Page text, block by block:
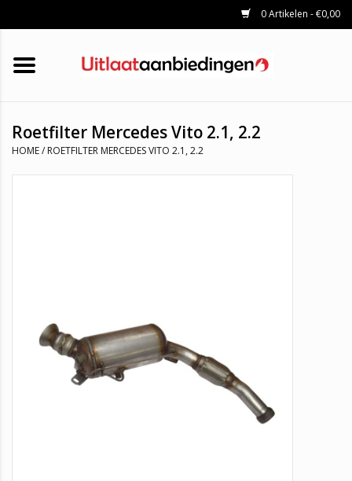
0 Artikelen - €0,00
HOME
KATALYSATOREN
UNIVERSELE UITLAATDELEN
Roetfilter Mercedes Vito 2.1, 2.2
HOME/ ROETFILTER MERCEDES VITO 2.1, 2.2